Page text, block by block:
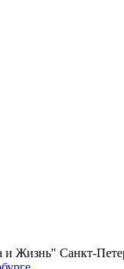
и Жизнь" Санкт-